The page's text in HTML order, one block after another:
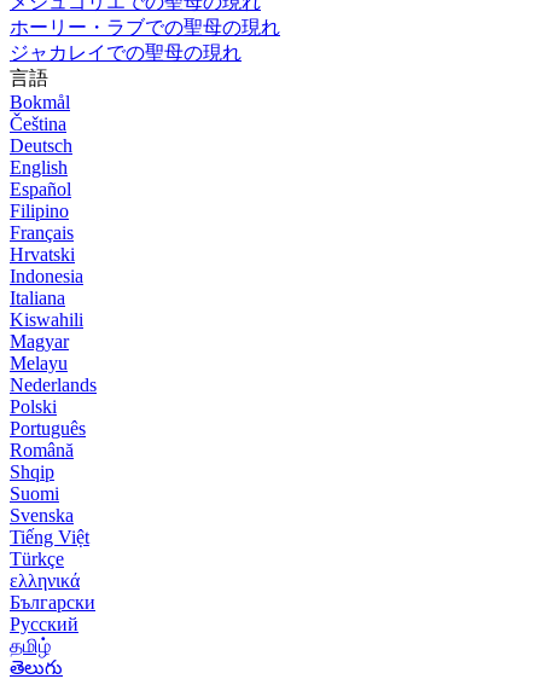
ホーリー・ラブでの聖母の現れ
ジャカレイでの聖母の現れ
言語
Bokmål
Čeština
Deutsch
English
Español
Filipino
Français
Hrvatski
Indonesia
Italiana
Kiswahili
Magyar
Melayu
Nederlands
Polski
Português
Română
Shqip
Suomi
Svenska
Tiếng Việt
Türkçe
ελληνικά
Български
Русский
தமிழ்
తెలుగు